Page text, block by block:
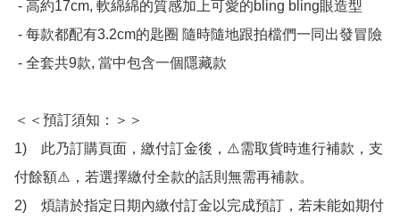
＜＜預訂須知：＞＞
1)　此乃訂購頁面，繳付訂金後，⚠️需取貨時進行補款，支
付餘額⚠️，若選擇繳付全款的話則無需再補款。
2)　煩請於指定日期內繳付訂金以完成預訂，若未能如期付